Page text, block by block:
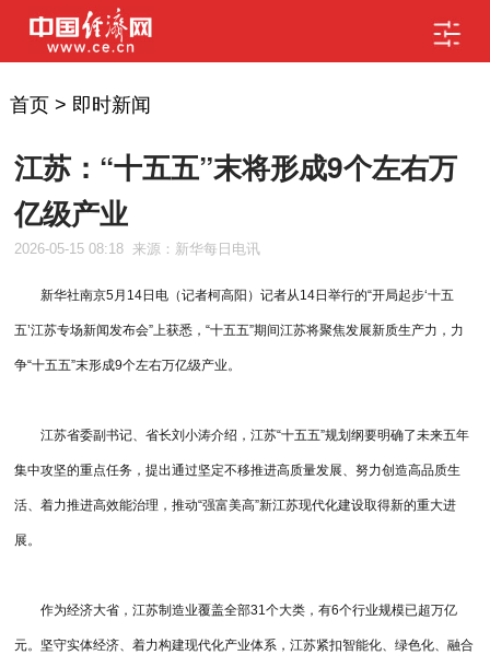
首页> 即时新闻
江苏：“十五五”末将形成9个左右万
亿级产业
2026-05-15 08:18 来源：新华每日电讯
新华社南京5月14日电（记者柯高阳）记者从14日举行的“开局起步‘十五
五’江苏专场新闻发布会”上获悉，“十五五”期间江苏将聚焦发展新质生产力，力
争“十五五”末形成9个左右万亿级产业。
江苏省委副书记、省长刘小涛介绍，江苏“十五五”规划纲要明确了未来五年
集中攻坚的重点任务，提出通过坚定不移推进高质量发展、努力创造高品质生
活、着力推进高效能治理，推动“强富美高”新江苏现代化建设取得新的重大进
展。
作为经济大省，江苏制造业覆盖全部31个大类，有6个行业规模已超万亿
元。坚守实体经济、着力构建现代化产业体系，江苏紧扣智能化、绿色化、融合